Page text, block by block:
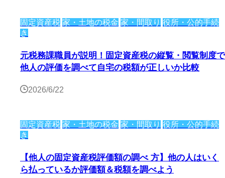
固定資産税 家・土地の税金 家・間取り 役所・公的手続
き
元税務課職員が説明！固定資産税の縦覧・閲覧制度で
他人の評価を調べて自宅の税額が正しいか比較
2026/6/22
固定資産税 家・土地の税金 家・間取り 役所・公的手続
き
【他人の固定資産税評価額の調べ 方】他の人はいく
ら払っているか評価額＆税額を調べよう